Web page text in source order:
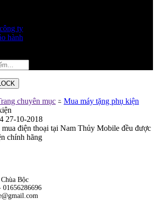
ty
hành
chuyên mục » Mua máy tặng phụ kiện
27-10-2018
điện thoại tại Nam Thủy Mobile đều được
chính hãng
Bộc